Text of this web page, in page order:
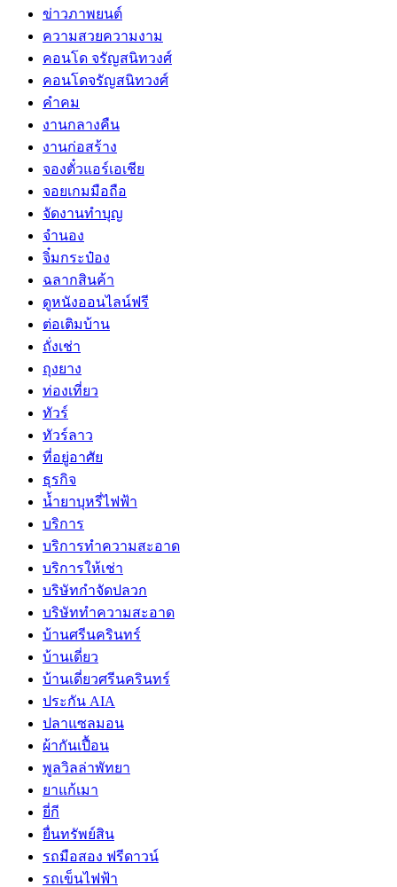
ข่าวภาพยนต์
ความสวยความงาม
คอนโด จรัญสนิทวงศ์
คอนโดจรัญสนิทวงศ์
คำคม
งานกลางคืน
งานก่อสร้าง
จองตั๋วแอร์เอเชีย
จอยเกมมือถือ
จัดงานทำบุญ
จำนอง
จิ๋มกระป๋อง
ฉลากสินค้า
ดูหนังออนไลน์ฟรี
ต่อเติมบ้าน
ถั่งเช่า
ถุงยาง
ท่องเที่ยว
ทัวร์
ทัวร์ลาว
ที่อยู่อาศัย
ธุรกิจ
น้ำยาบุหรี่ไฟฟ้า
บริการ
บริการทำความสะอาด
บริการให้เช่า
บริษัทกำจัดปลวก
บริษัททำความสะอาด
บ้านศรีนครินทร์
บ้านเดี่ยว
บ้านเดี่ยวศรีนครินทร์
ประกัน AIA
ปลาแซลมอน
ผ้ากันเปื้อน
พูลวิลล่าพัทยา
ยาแก้เมา
ยี่กี
ยื่นทรัพย์สิน
รถมือสอง ฟรีดาวน์
รถเข็นไฟฟ้า